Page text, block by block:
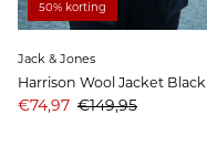
50% korting
Jack & Jones
Harrison Wool Jacket Black
Aanbiedingsprijs
€74,97 Prijs
€149,95